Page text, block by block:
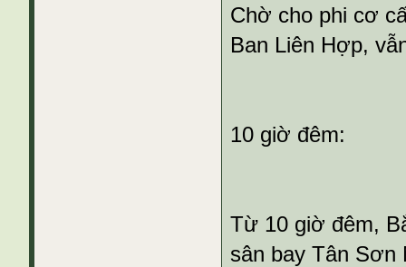
Chờ cho phi cơ
Ban Liên Hợp,
10 giờ đêm:
Từ 10 giờ đêm,
sân bay Tân Sơn